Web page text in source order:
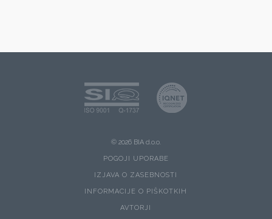
© 2026 BIA d.o.o.
POGOJI UPORABE
IZJAVA O ZASEBNOSTI
INFORMACIJE O PIŠKOTKIH
AVTORJI